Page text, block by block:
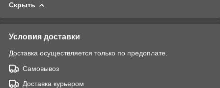
Скрыть
Условия доставки
Доставка осуществляется только по предоплате.
Самовывоз
Доставка курьером